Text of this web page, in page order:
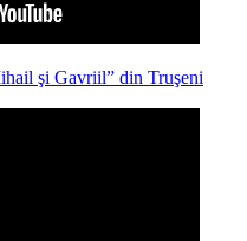
şi Gavriil” din Truşeni